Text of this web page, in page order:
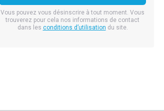
Vous pouvez vous désinscrire à tout moment. Vous
trouverez pour cela nos informations de contact
dans les conditions d’utilisation du site.